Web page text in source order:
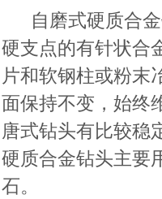
自磨式硬质合金
硬支点的有针状合
片和软钢柱或粉末
面保持不变，始终
唐式钻头有比较稳
硬质合金钻头主要
石。